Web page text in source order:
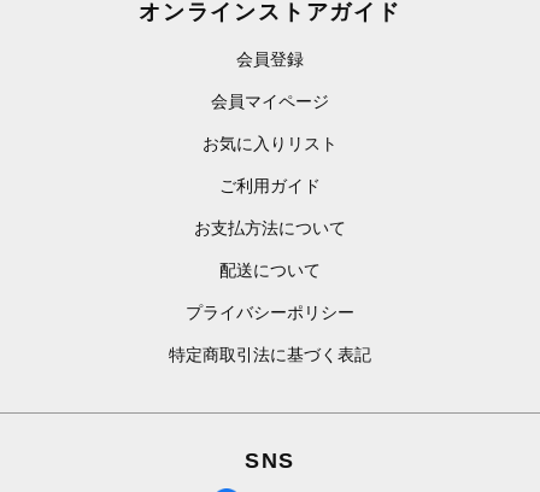
オンラインストアガイド
会員登録
会員マイページ
お気に入りリスト
ご利用ガイド
お支払方法について
配送について
プライバシーポリシー
特定商取引法に基づく表記
SNS